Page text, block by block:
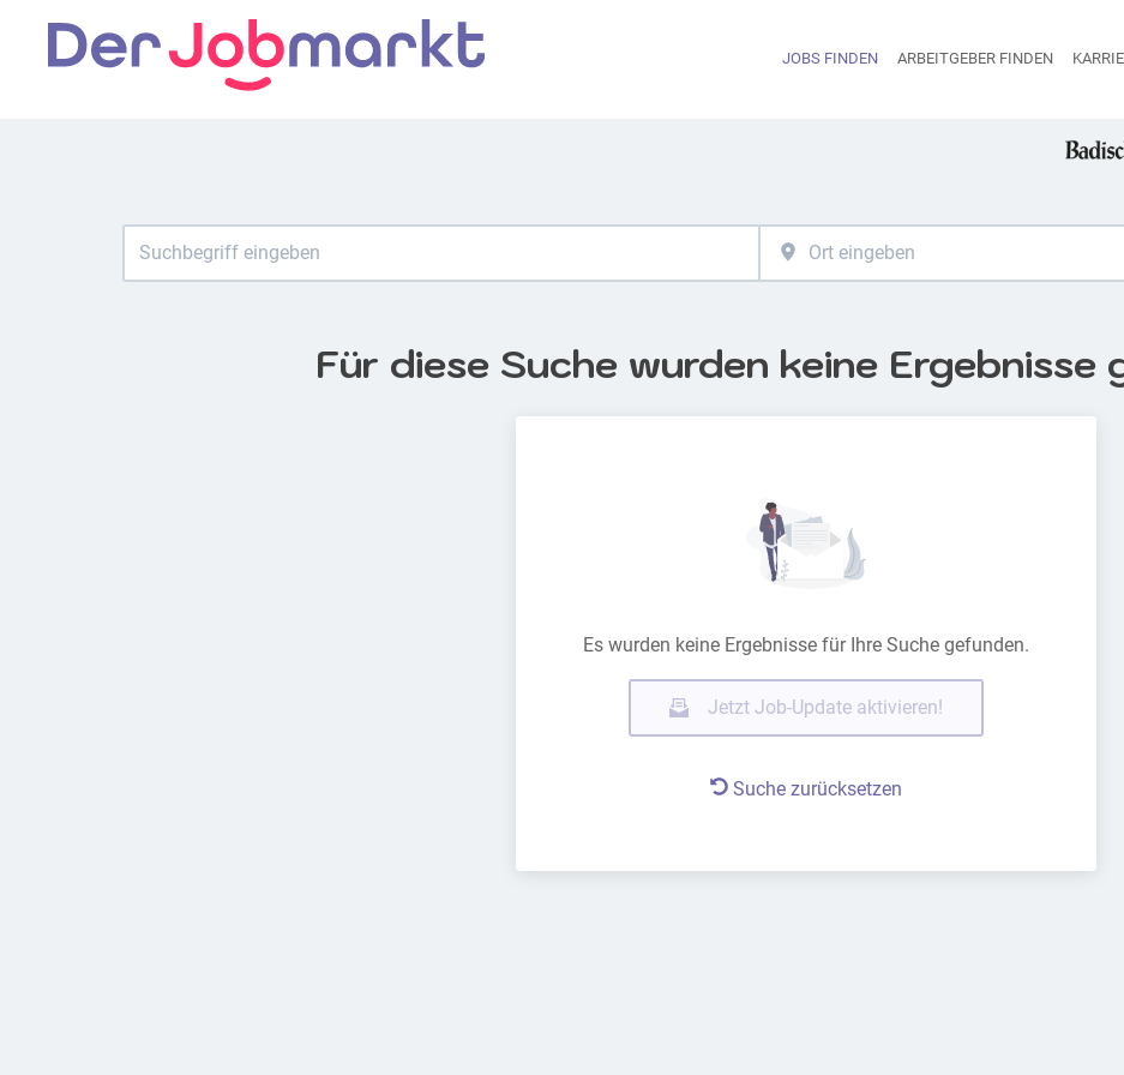
JOBS FINDEN ARBEITGEBER FINDEN
Für diese Suche wurden keine Ergebnisse
Es wurden keine Ergebnisse für Ihre Suche gefunden.
Jetzt Job-Update aktivieren!
Suche zurücksetzen